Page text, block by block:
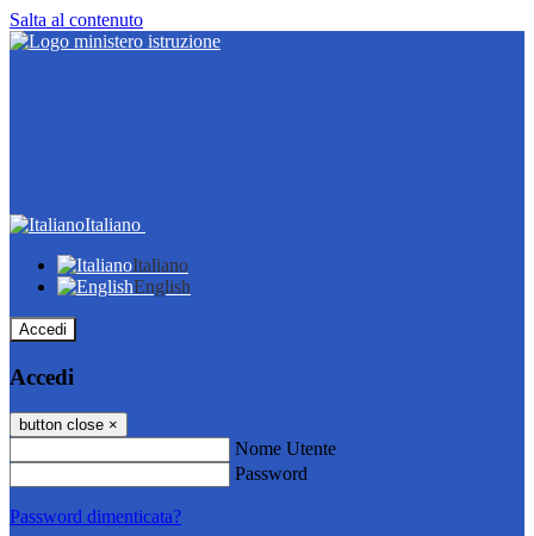
Salta al contenuto
Italiano
Italiano
English
Accedi
Accedi
button close ×
Nome Utente
Password
Password dimenticata?